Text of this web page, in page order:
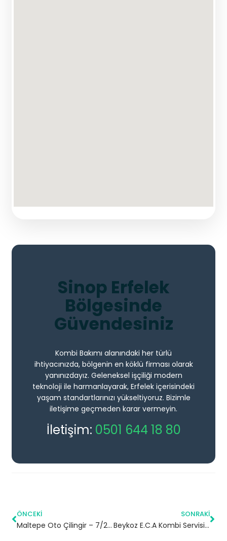
Sinop Erfelek
Bölgesinde
Güvendesiniz
Kombi Bakımı alanındaki her türlü
ihtiyacınızda, bölgenin en köklü firması olarak
yanınızdayız. Geleneksel işçiliği modern
teknoloji ile harmanlayarak, Erfelek içerisindeki
yaşam standartlarınızı yükseltiyoruz. Bizimle
iletişime geçmeden karar vermeyin.
İletişim: 0501 644 18 80
ÖNCEKI
Maltepe Oto Çilingir – 7/24 Acil Servis
SONRAKI
Beykoz E.C.A Kombi Servisi – Beykoz Yetkili Servis